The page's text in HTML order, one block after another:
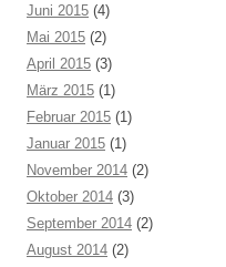
Juni 2015 (4)
Mai 2015 (2)
April 2015 (3)
März 2015 (1)
Februar 2015 (1)
Januar 2015 (1)
November 2014 (2)
Oktober 2014 (3)
September 2014 (2)
August 2014 (2)